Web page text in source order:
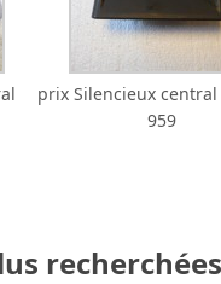
prix Silencieux central
959
recherchées